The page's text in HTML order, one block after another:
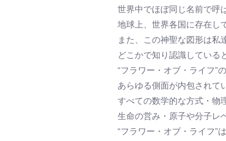
世界中でほぼ同じ名前で呼
地球上、世界各国に存在し
また、この神聖な図形は私
どこかで知り認識している
“フラワー・オブ・ライフ”
あらゆる側面が内包されて
すべての数学的な方式・物
生命の営み・原子や分子レ
“フラワー・オブ・ライフ”